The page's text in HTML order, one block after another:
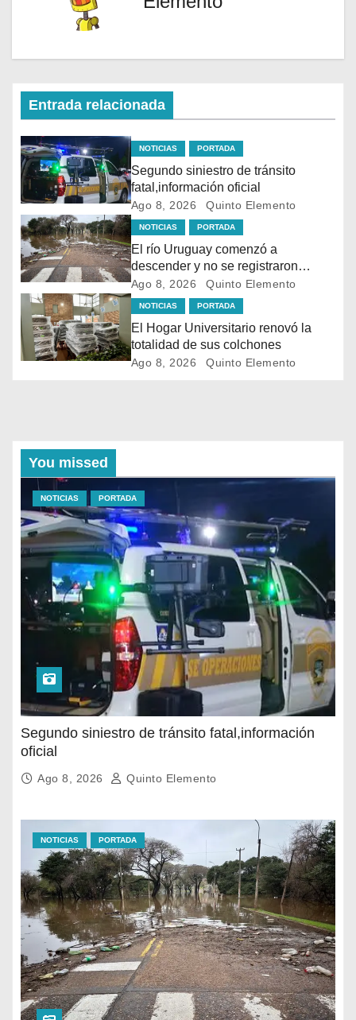
Entrada relacionada
NOTICIAS PORTADA
Segundo siniestro de tránsito
fatal,información oficial
Ago 8, 2026 Quinto Elemento
NOTICIAS PORTADA
El río Uruguay comenzó a
descender y no se registraron
evacuaciones en Salto
Ago 8, 2026 Quinto Elemento
NOTICIAS PORTADA
El Hogar Universitario renovó la
totalidad de sus colchones
Ago 8, 2026 Quinto Elemento
You missed
NOTICIAS PORTADA
Segundo siniestro de tránsito fatal,información
oficial
Ago 8, 2026 Quinto Elemento
NOTICIAS PORTADA